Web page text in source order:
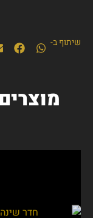
שיתוף ב-